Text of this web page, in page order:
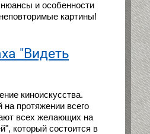
и особенности
картины!
"Видеть
киноискусства.
протяжении всего
всех желающих на
который состоится в